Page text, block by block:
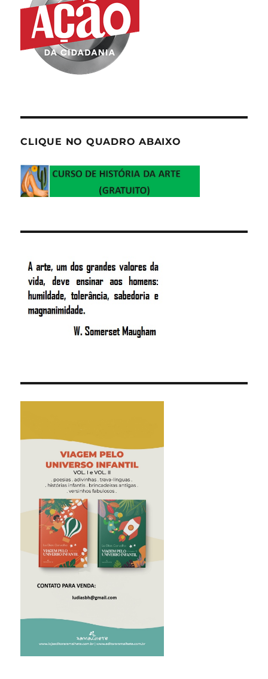
CLIQUE NO QUADRO ABAIXO